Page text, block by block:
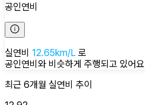
공인연비
실연비 12.65km/L 로
공인연비와 비슷하게 주행되고 있어요
최근 6개월 실연비 추이